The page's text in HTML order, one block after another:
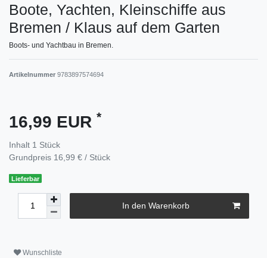
Boote, Yachten, Kleinschiffe aus
Bremen / Klaus auf dem Garten
Boots- und Yachtbau in Bremen.
Artikelnummer 9783897574694
16,99 EUR *
Inhalt 1 Stück
Grundpreis 16,99 € / Stück
Lieferbar
In den Warenkorb
Wunschliste